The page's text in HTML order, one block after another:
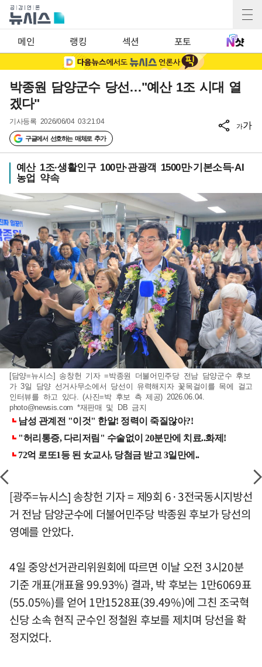
메인 랭킹 섹션 포토
박종원 담양군수 당선…"예산 1조 시대 열
겠다"
기사등록 2026/06/04 03:21:04
구글에서 선호하는 매체로 추가
가가
예산 1조·생활인구 100만·관광객 1500만·기본소득·AI
농업 약속
[담양=뉴시스] 송창헌 기자 =박종원 더불어민주당 전남 담양군수 후보
가 3일 담양 선거사무소에서 당선이 유력해지자 꽃목걸이를 목에 걸고
인터뷰를 하고 있다. (사진=박 후보 측 제공) 2026.06.04.
photo@newsis.com *재판매 및 DB 금지
[광주=뉴시스] 송창헌 기자 = 제9회 6·3전국동시지방선
거 전남 담양군수에 더불어민주당 박종원 후보가 당선의
영예를 안았다.
4일 중앙선거관리위원회에 따르면 이날 오전 3시20분
기준 개표(개표율 99.93%) 결과, 박 후보는 1만6069표
(55.05%)를 얻어 1만1528표(39.49%)에 그친 조국혁
신당 소속 현직 군수인 정철원 후보를 제치며 당선을 확
정지었다.